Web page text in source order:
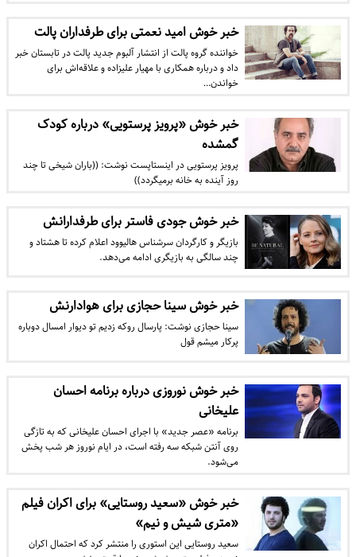
خبر خوش امید نعمتی برای طرفداران پالت
خواننده گروه پالت از انتشار آلبوم جدید پالت در تابستان خبر
داد و درباره همکاری با مهیار علیزاده و علاقه‌اش برای
خواندن…
خبر خوش «پرویز پرستویی» درباره کودک
گمشده
پرویز پرستویی در اینستاپست نوشت: ((باران شیخی تا چند
روز آینده به خانه برمیگردد))
خبر خوش جودی فاستر برای طرفدارانش
بازیگر و کارگردان سرشناس هالیوود اعلام کرده تا هشتاد و
چند سالگی به بازیگری ادامه می‌دهد.
خبر خوش سینا حجازی برای هوادارنش
سینا حجازی نوشت: پارسال رو‌که زدیم تو دیوار امسال دوباره
پرکار میشم قول
خبر خوش نوروزی درباره برنامه احسان
علیخانی
برنامه «عصر جدید» با اجرای احسان علیخانی که به تازگی
روی آنتن شبکه سه رفته است، در ایام نوروز هر شب پخش
می‌شود.
خبر خوش «سعید روستایی» برای اکران فیلم
«متری شیش و نیم»
سعید روستایی این استوری را منتشر کرد که احتمال اکران